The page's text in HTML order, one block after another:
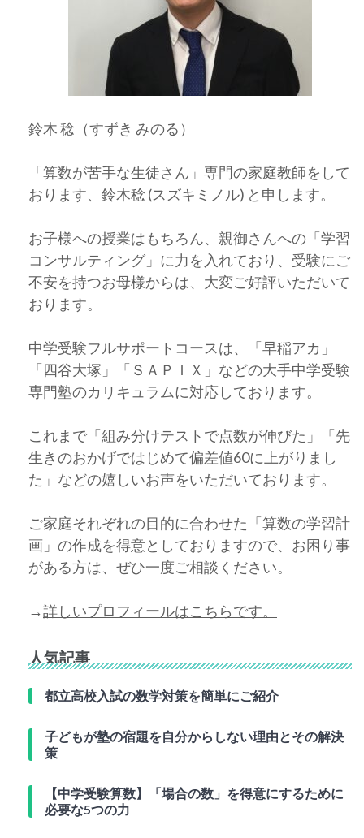
鈴木 稔（すずき みのる）
「算数が苦手な生徒さん」専門の家庭教師をして
おります、鈴木稔 (スズキミノル) と申します。
お子様への授業はもちろん、親御さんへの「学習
コンサルティング」に力を入れており、受験にご
不安を持つお母様からは、大変ご好評いただいて
おります。
中学受験フルサポートコースは、「早稲アカ」
「四谷大塚」「ＳＡＰＩＸ」などの大手中学受験
専門塾のカリキュラムに対応しております。
これまで「組み分けテストで点数が伸びた」「先
生きのおかげではじめて偏差値60に上がりまし
た」などの嬉しいお声をいただいております。
ご家庭それぞれの目的に合わせた「算数の学習計
画」の作成を得意としておりますので、お困り事
がある方は、ぜひ一度ご相談ください。
→詳しいプロフィールはこちらです。
人気記事
都立高校入試の数学対策を簡単にご紹介
子どもが塾の宿題を自分からしない理由とその解決
策
【中学受験算数】「場合の数」を得意にするために
必要な5つの力